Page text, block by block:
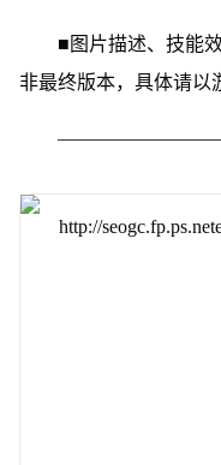
■图片描述、技能
非最终版本，具体请以